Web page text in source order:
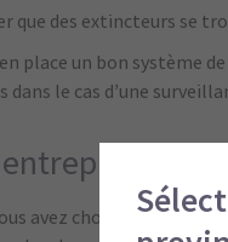
que des extincteurs se
place un bon système
dans le cas d’une
avez choisi le bon